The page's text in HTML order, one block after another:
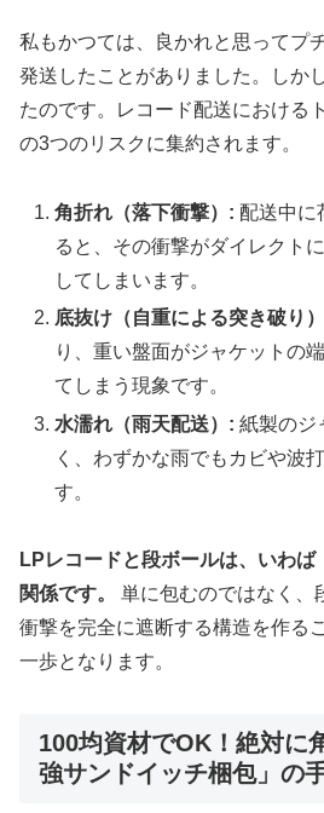
私もかつては、良かれと思ってプ
発送したことがありました。しか
たのです。レコード配送における
の3つのリスクに集約されます。
角折れ（落下衝撃）: 配送中に
ると、その衝撃がダイレクト
してしまいます。
底抜け（自重による突き破り
り、重い盤面がジャケットの
てしまう現象です。
水濡れ（雨天配送）: 紙製のジ
く、わずかな雨でもカビや波
す。
LPレコードと段ボールは、いわ
関係です。
単に包むのではなく、
衝撃を完全に遮断する構造を作る
一歩となります。
100均資材でOK！絶対に
強サンドイッチ梱包」の